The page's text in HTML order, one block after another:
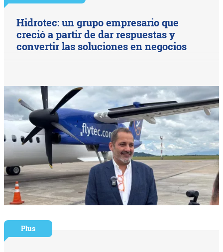
Hidrotec: un grupo empresario que
creció a partir de dar respuestas y
convertir las soluciones en negocios
Plus